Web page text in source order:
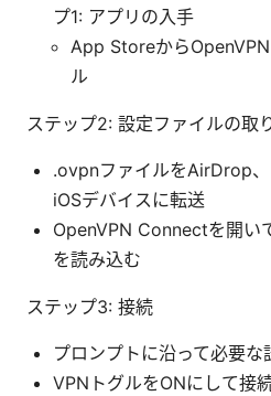
プ1: アプリの入手
App Storeから
ル
ステップ2: 設定ファイルの取
.ovpnファイルをAirDrop
iOSデバイスに転送
OpenVPN Connectを開い
を読み込む
ステップ3: 接続
プロンプトに沿って必要な
VPNトグルをONにして接